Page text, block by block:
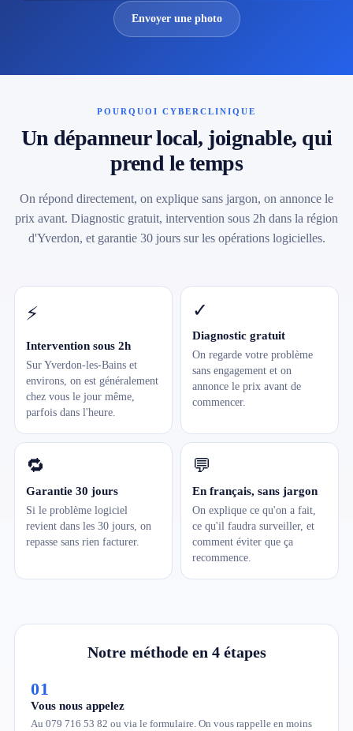
Envoyer une photo
POURQUOI CYBERCLINIQUE
Un dépanneur local, joignable, qui
prend le temps
On répond directement, on explique sans jargon, on annonce le
prix avant. Diagnostic gratuit, intervention sous 2h dans la région
d'Yverdon, et garantie 30 jours sur les opérations logicielles.
⚡
Intervention sous 2h
Sur Yverdon-les-Bains et
environs, on est généralement
chez vous le jour même,
parfois dans l'heure.
✓
Diagnostic gratuit
On regarde votre problème
sans engagement et on
annonce le prix avant de
commencer.
🔁
Garantie 30 jours
Si le problème logiciel
revient dans les 30 jours, on
repasse sans rien facturer.
💬
En français, sans jargon
On explique ce qu'on a fait,
ce qu'il faudra surveiller, et
comment éviter que ça
recommence.
Notre méthode en 4 étapes
01
Vous nous appelez
Au 079 716 53 82 ou via le formulaire. On vous rappelle en moins